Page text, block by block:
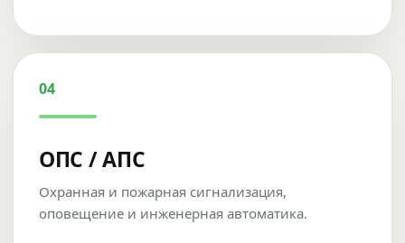
04
ОПС / АПС
Охранная и пожарная сигнализация,
оповещение и инженерная автоматика.